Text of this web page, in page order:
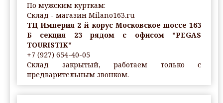
По мужским курткам:
Склад - магазин Milano163.ru
ТЦ Империя 2-й корус Московское шоссе 163
Б секция 23 рядом с офисом "PEGAS
TOURISTIK"
+7 (927) 654-40-05
Склад закрытый, работаем только с
предварительным звонком.